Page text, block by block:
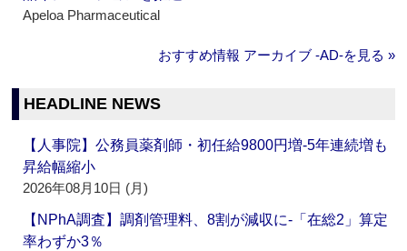
Apeloa Pharmaceutical
おすすめ情報 アーカイブ ‐AD‐を見る »
HEADLINE NEWS
【人事院】公務員薬剤師・初任給9800円増‐5年連続増も
昇給幅縮小
2026年08月10日 (月)
【NPhA調査】調剤管理料、8割が減収に‐「在総2」算定
率わずか3％